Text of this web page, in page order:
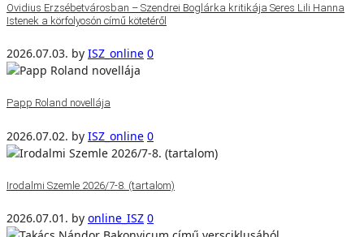
Ovidius Erzsébetvárosban – Szendrei Boglárka kritikája Seres Lili Hanna
Istenek a körfolyosón című kötetéről
2026.07.03. by ISZ_online 0
Papp Roland novellája
2026.07.02. by ISZ_online 0
Irodalmi Szemle 2026/7-8. (tartalom)
2026.07.01. by online_ISZ 0